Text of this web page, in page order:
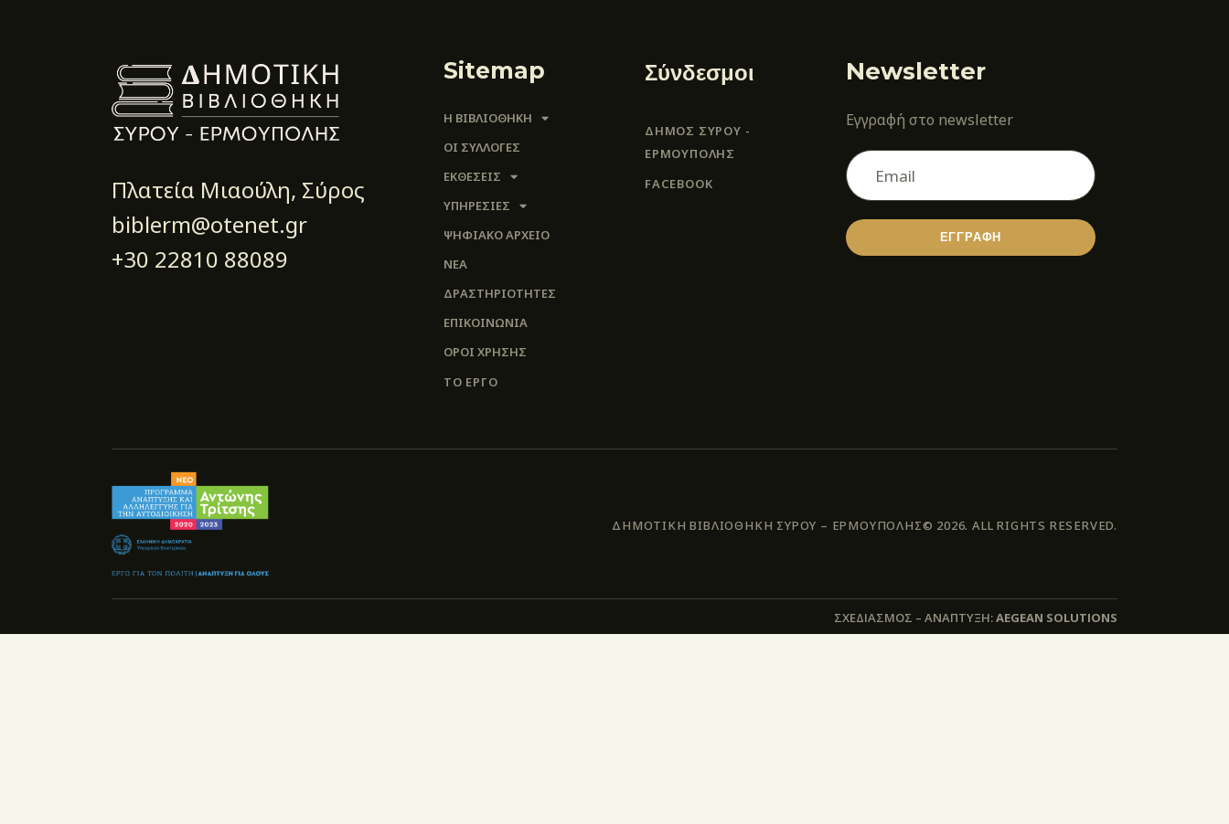
Πλατεία Μιαούλη, Σύρος
biblerm@otenet.gr
+30 22810 88089
Sitemap
Η ΒΙΒΛΙΟΘΗΚΗ
ΟΙ ΣΥΛΛΟΓΈΣ
ΕΚΘΕΣΕΙΣ
ΥΠΗΡΕΣΙΕΣ
ΨΗΦΙΑΚΌ ΑΡΧΕΊΟ
ΝΕΑ
ΔΡΑΣΤΗΡΙΟΤΗΤΕΣ
ΕΠΙΚΟΙΝΩΝΊΑ
ΌΡΟΙ ΧΡΉΣΗΣ
ΤΟ ΕΡΓΟ
Σύνδεσμοι
ΔΗΜΟΣ ΣΥΡΟΥ -
ΕΡΜΟΎΠΟΛΗΣ
FACEBOOK
Newsletter
Εγγραφή στο newsletter
ΕΓΓΡΑΦΗ
ΔΗΜΟΤΙΚΗ ΒΙΒΛΙΟΘΗΚΗ ΣΥΡΟΥ – ΕΡΜΟΥΠΟΛΗΣ© 2026. ALL RIGHTS RESERVED.
ΣΧΕΔΙΑΣΜΟΣ – ΑΝΑΠΤΥΞΗ:AEGEAN SOLUTIONS